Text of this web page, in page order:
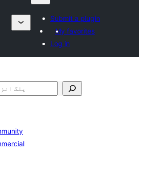
Submit a plugin
My favorites
Log in